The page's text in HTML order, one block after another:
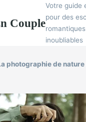
Couple
Votre guide
pour des
romantiques
inoubliables
photographie de